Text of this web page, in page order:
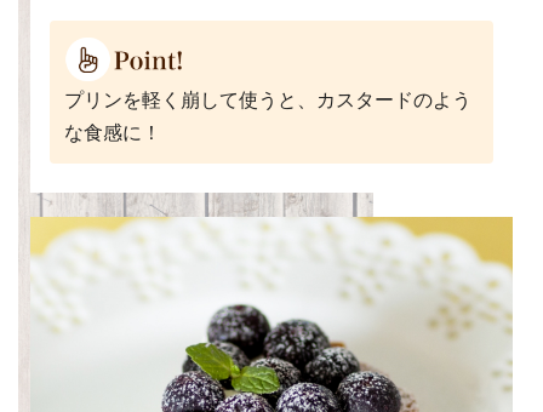
プリンを軽く崩して使うと、カスタードのよう
な食感に！